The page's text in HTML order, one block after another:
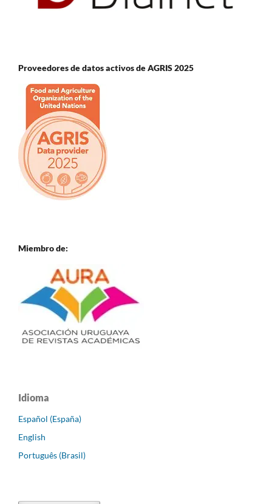
Proveedores de datos activos de AGRIS 2025
Miembro de:
Idioma
Español (España)
English
Português (Brasil)